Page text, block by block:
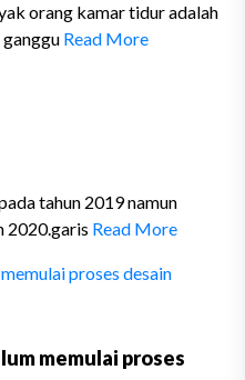
orang kamar tidur adalah
Read More
tahun 2019 namun
2020.garis Read More
memulai proses